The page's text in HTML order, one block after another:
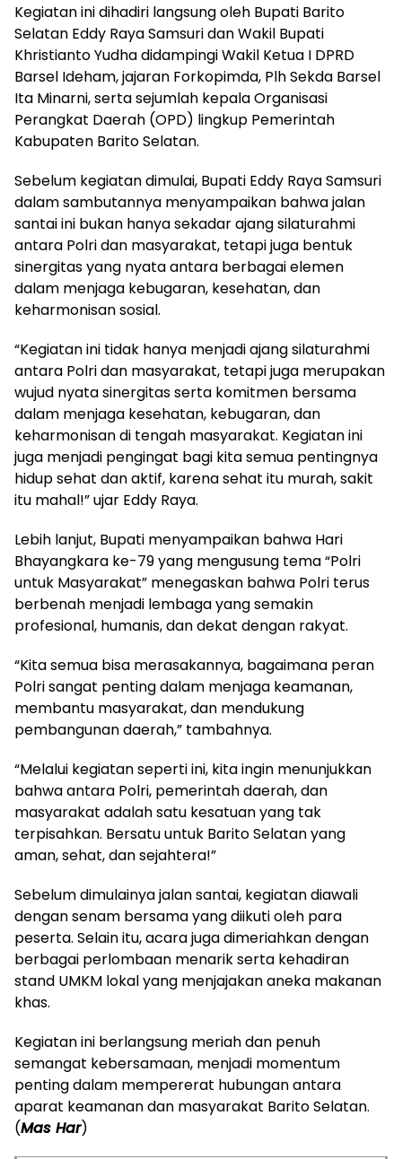
Kegiatan ini dihadiri langsung oleh Bupati Barito
Selatan Eddy Raya Samsuri dan Wakil Bupati
Khristianto Yudha didampingi Wakil Ketua I DPRD
Barsel Ideham, jajaran Forkopimda, Plh Sekda Barsel
Ita Minarni, serta sejumlah kepala Organisasi
Perangkat Daerah (OPD) lingkup Pemerintah
Kabupaten Barito Selatan.
Sebelum kegiatan dimulai, Bupati Eddy Raya Samsuri
dalam sambutannya menyampaikan bahwa jalan
santai ini bukan hanya sekadar ajang silaturahmi
antara Polri dan masyarakat, tetapi juga bentuk
sinergitas yang nyata antara berbagai elemen
dalam menjaga kebugaran, kesehatan, dan
keharmonisan sosial.
“Kegiatan ini tidak hanya menjadi ajang silaturahmi
antara Polri dan masyarakat, tetapi juga merupakan
wujud nyata sinergitas serta komitmen bersama
dalam menjaga kesehatan, kebugaran, dan
keharmonisan di tengah masyarakat. Kegiatan ini
juga menjadi pengingat bagi kita semua pentingnya
hidup sehat dan aktif, karena sehat itu murah, sakit
itu mahal!” ujar Eddy Raya.
Lebih lanjut, Bupati menyampaikan bahwa Hari
Bhayangkara ke-79 yang mengusung tema “Polri
untuk Masyarakat” menegaskan bahwa Polri terus
berbenah menjadi lembaga yang semakin
profesional, humanis, dan dekat dengan rakyat.
“Kita semua bisa merasakannya, bagaimana peran
Polri sangat penting dalam menjaga keamanan,
membantu masyarakat, dan mendukung
pembangunan daerah,” tambahnya.
“Melalui kegiatan seperti ini, kita ingin menunjukkan
bahwa antara Polri, pemerintah daerah, dan
masyarakat adalah satu kesatuan yang tak
terpisahkan. Bersatu untuk Barito Selatan yang
aman, sehat, dan sejahtera!”
Sebelum dimulainya jalan santai, kegiatan diawali
dengan senam bersama yang diikuti oleh para
peserta. Selain itu, acara juga dimeriahkan dengan
berbagai perlombaan menarik serta kehadiran
stand UMKM lokal yang menjajakan aneka makanan
khas.
Kegiatan ini berlangsung meriah dan penuh
semangat kebersamaan, menjadi momentum
penting dalam mempererat hubungan antara
aparat keamanan dan masyarakat Barito Selatan.
(Mas Har)